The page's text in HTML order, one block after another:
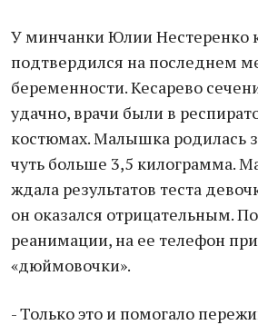
У минчанки Юлии Нестеренко
подтвердился на последнем
беременности. Кесарево
удачно, врачи были в
костюмах. Малышка родилась
чуть больше 3,5 килограмма.
ждала результатов теста
он оказался отрицательным.
реанимации, на ее телефон
«дюймовочки».
- Только это и помогало